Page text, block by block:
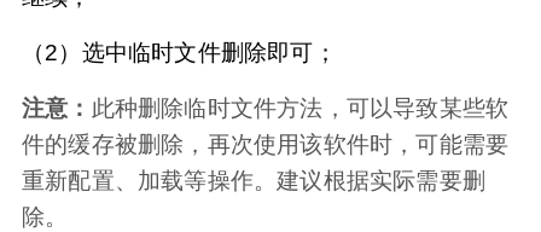
（2）选中临时文件删除即可；
注意： 此种删除临时文件方法，可以导致某些软
件的缓存被删除，再次使用该软件时，可能需要
重新配置、加载等操作。建议根据实际需要删
除。